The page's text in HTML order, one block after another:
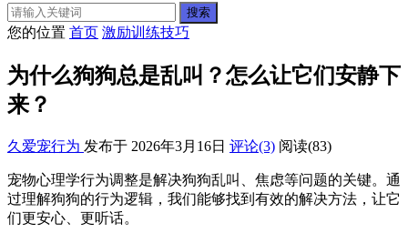
搜索
您的位置 首页 激励训练技巧
为什么狗狗总是乱叫？怎么让它们安静下
来？
久爱宠行为 发布于 2026年3月16日 评论(3) 阅读(83)
宠物心理学行为调整是解决狗狗乱叫、焦虑等问题的关键。通
过理解狗狗的行为逻辑，我们能够找到有效的解决方法，让它
们更安心、更听话。